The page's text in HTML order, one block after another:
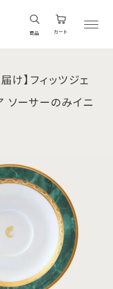
商品 カート
け】フィッツジェ
ソーサーのみイニ